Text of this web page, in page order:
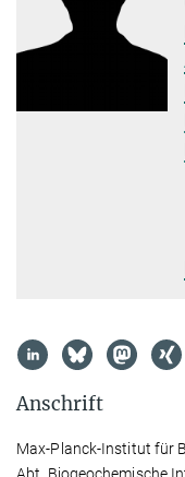
Anschrift
Max-Planck-Institut für